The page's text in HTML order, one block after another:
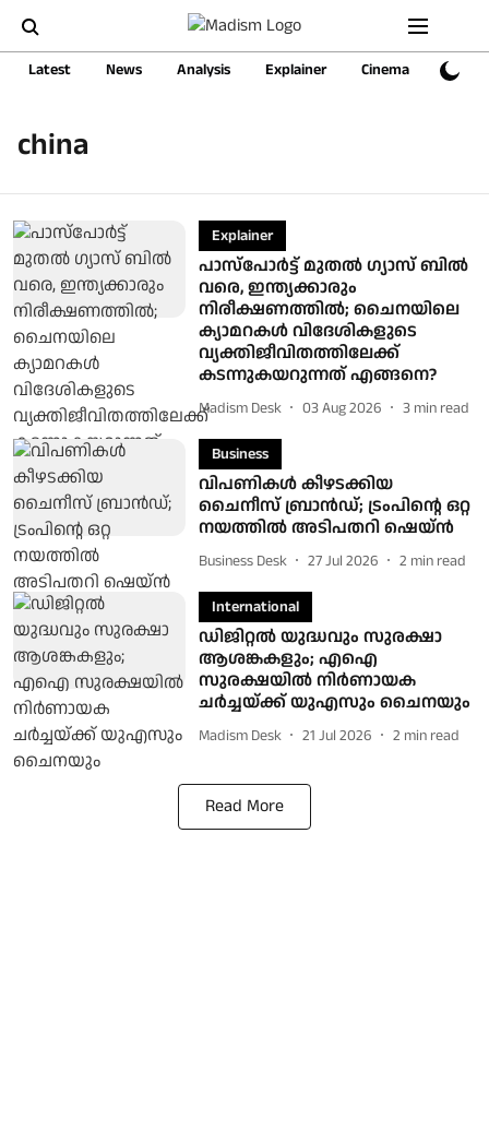
Latest News Analysis Explainer Cinema Sports
china
Explainer
പാസ്പോര്‍ട്ട് മുതല്‍ ഗ്യാസ് ബില്‍
വരെ, ഇന്ത്യക്കാരും
നിരീക്ഷണത്തില്‍; ചൈനയിലെ
ക്യാമറകള്‍ വിദേശികളുടെ
വ്യക്തിജീവിതത്തിലേക്ക്
കടന്നുകയറുന്നത് എങ്ങനെ?
Madism Desk 03 Aug 2026 3 min read
Business
വിപണികള്‍ കീഴടക്കിയ
ചൈനീസ് ബ്രാന്‍ഡ്; ട്രംപിന്റെ ഒറ്റ
നയത്തില്‍ അടിപതറി ഷെയ്ന്‍
Business Desk 27 Jul 2026 2 min read
International
ഡിജിറ്റല്‍ യുദ്ധവും സുരക്ഷാ
ആശങ്കകളും; എഐ
സുരക്ഷയില്‍ നിര്‍ണായക
ചര്‍ച്ചയ്ക്ക് യുഎസും ചൈനയും
Madism Desk 21 Jul 2026 2 min read
Read More